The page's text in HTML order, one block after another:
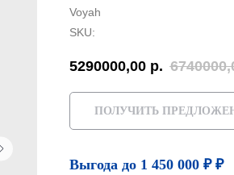
Voyah
SKU:
5290000,00 р.
ПОЛУЧИТЬ
Выгода до 1 450 000 ₽ ₽